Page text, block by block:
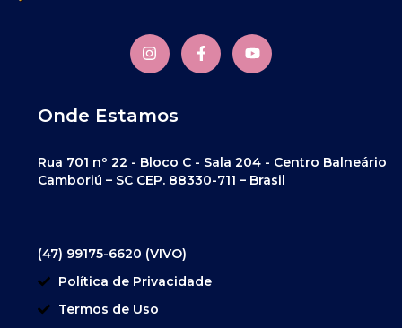
Onde Estamos
Rua 701 nº 22 - Bloco C - Sala 204 - Centro Balneário
Camboriú – SC CEP. 88330-711 – Brasil
(47) 99175-6620 (VIVO)
Política de Privacidade
Termos de Uso